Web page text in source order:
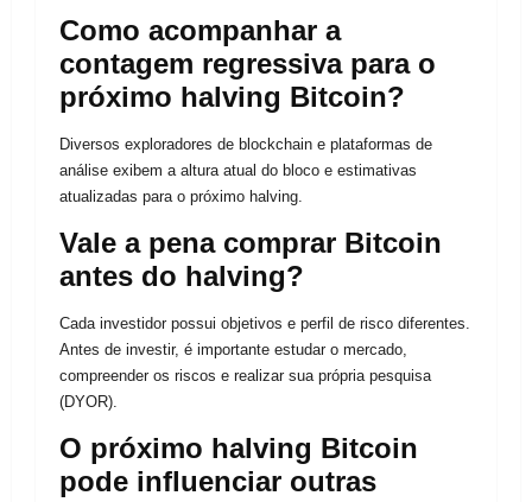
Como acompanhar a
contagem regressiva para o
próximo halving Bitcoin?
Diversos exploradores de blockchain e plataformas de
análise exibem a altura atual do bloco e estimativas
atualizadas para o próximo halving.
Vale a pena comprar Bitcoin
antes do halving?
Cada investidor possui objetivos e perfil de risco diferentes.
Antes de investir, é importante estudar o mercado,
compreender os riscos e realizar sua própria pesquisa
(DYOR).
O próximo halving Bitcoin
pode influenciar outras